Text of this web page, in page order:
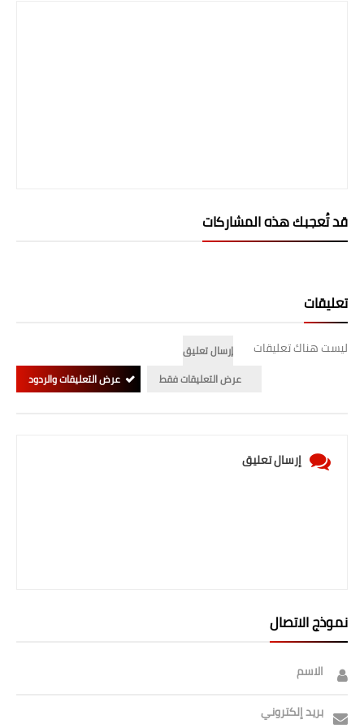
صحة وطب
قد تُعجبك هذه المشاركات
تعليقات
ليست هناك تعليقات
إرسال تعليق
عرض التعليقات فقط
عرض التعليقات والردود
إرسال تعليق
نموذج الاتصال
الاسم
بريد إلكتروني